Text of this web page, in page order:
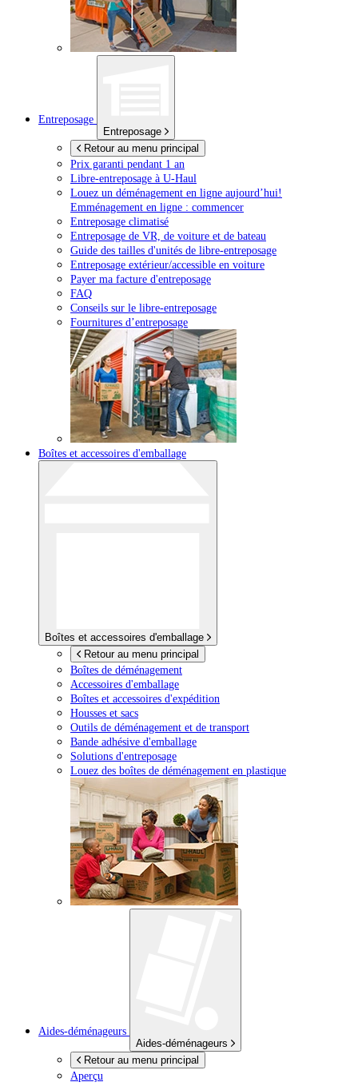
Entreposage
Entreposage
Retour au menu principal
Prix garanti pendant 1 an
Libre-entreposage à U-Haul
Louez un déménagement en ligne aujourd’hui!
Emménagement en ligne : commencer
Entreposage climatisé
Entreposage de VR, de voiture et de bateau
Guide des tailles d'unités de libre-entreposage
Entreposage extérieur/accessible en voiture
Payer ma facture d'entreposage
FAQ
Conseils sur le libre-entreposage
Fournitures d’entreposage
Boîtes et accessoires d'emballage
Boîtes et accessoires d'emballage
Retour au menu principal
Boîtes de déménagement
Accessoires d'emballage
Boîtes et accessoires d'expédition
Housses et sacs
Outils de déménagement et de transport
Bande adhésive d'emballage
Solutions d'entreposage
Louez des boîtes de déménagement en plastique
Aides-déménageurs
Aides-déménageurs
Retour au menu principal
Aperçu